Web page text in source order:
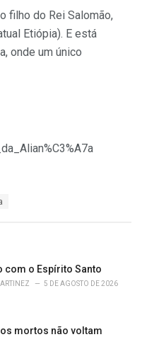
filho do Rei Salomão,
Etiópia). E está
onde um único
com o Espírito Santo
5 DE AGOSTO DE 2026
mortos não voltam